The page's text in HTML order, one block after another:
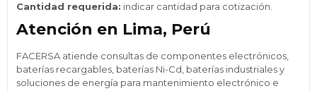
Cantidad requerida: indicar cantidad para cotización.
Atención en Lima, Perú
FACERSA atiende consultas de componentes electrónicos,
baterías recargables, baterías Ni-Cd, baterías industriales y
soluciones de energía para mantenimiento electrónico e